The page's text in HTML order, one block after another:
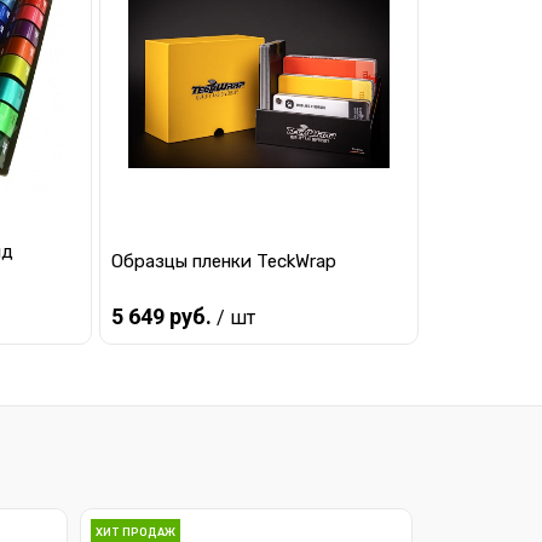
заказ В избранное
Образцы пленки TeckWrap
5 649 руб. / шт
ХИТ ПРОДАЖ